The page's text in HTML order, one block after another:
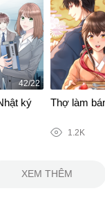
42/22
ký
Thợ làm
1.2K
XEM THÊM